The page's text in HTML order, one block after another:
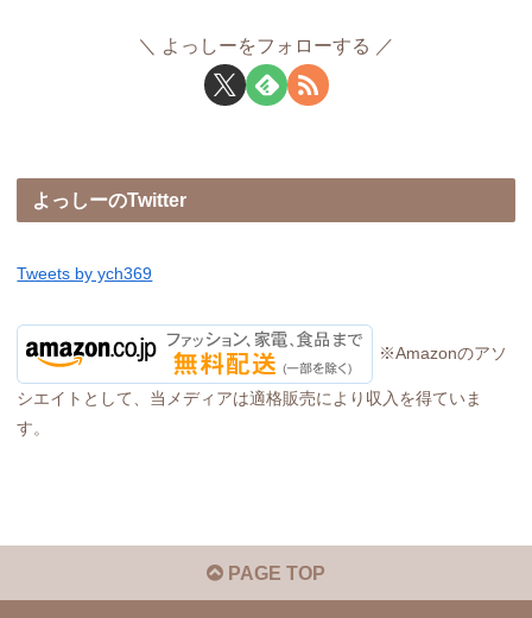
よっしーをフォローする
よっしーのTwitter
Tweets by ych369
※Amazonのアソ
シエイトとして、当メディアは適格販売により収入を得ていま
す。
PAGE TOP